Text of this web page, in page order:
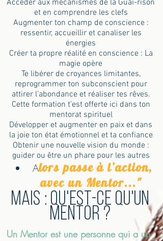
Accéder aux mécanismes de la Guai-rison
et en comprendre les clefs
Augmenter ton champ de conscience :
ressentir, accueillir et canaliser les
énergies
Créer ta propre réalité en conscience : La
magie opère
Te libérer de croyances limitantes,
reprogrammer ton subconscient pour
attirer l’abondance et réaliser tes rêves.
Cette formation t’est offerte ici dans ton
mentorat spirituel
Développer et augmenter en paix et dans
la joie ton état émotionnel et ta confiance
Obtenir une nouvelle vision du monde :
guider ou être un phare pour les autres
Alors passe à l’action,
avec un Mentor..."
Mais : qu'est-ce qu'un
Mentor ?
Un Mentor est une personne qui a un